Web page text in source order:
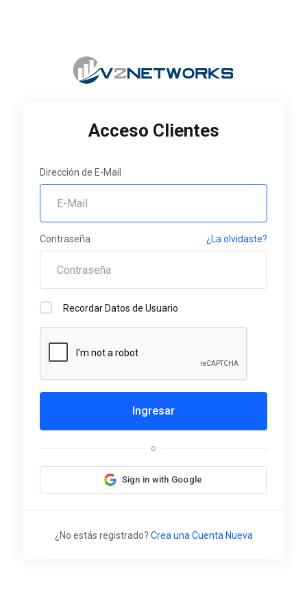
Acceso Clientes
Dirección de E-Mail
Contraseña ¿La olvidaste?
Recordar Datos de Usuario
Ingresar
o
Sign in with Google
¿No estás registrado? Crea una Cuenta Nueva